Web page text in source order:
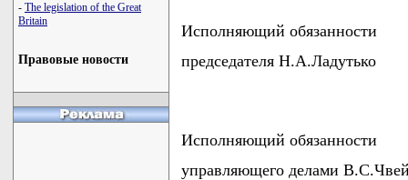
- The legislation of the Great
Britain
Правовые новости
Исполняющий обязанности
председателя Н.А.Ладутько
Исполняющий обязанности
управляющего делами